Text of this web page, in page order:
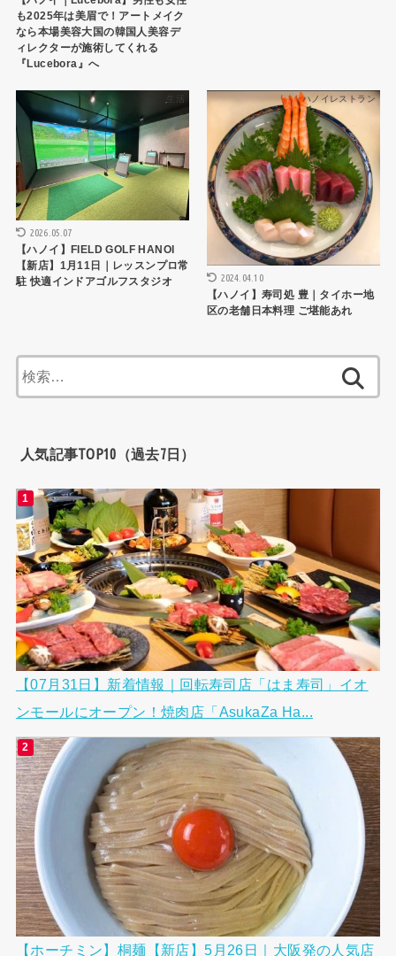
も2025年は美眉で！アートメイク
なら本場美容大国の韓国人美容デ
ィレクターが施術してくれる
『Lucebora』へ
生活
2026.05.07
【ハノイ】FIELD GOLF HANOI
【新店】1月11日｜レッスンプロ常
駐 快適インドアゴルフスタジオ
ハノイレストラン
2024.04.10
【ハノイ】寿司処 豊｜タイホー地
区の老舗日本料理 ご堪能あれ
索:
人気記事TOP10（過去7日）
【07月31日】新着情報｜回転寿司店「はま寿司」イオ
ンモールにオープン！焼肉店「AsukaZa Ha...
【ホーチミン】桐麺【新店】5月26日｜大阪発の人気店